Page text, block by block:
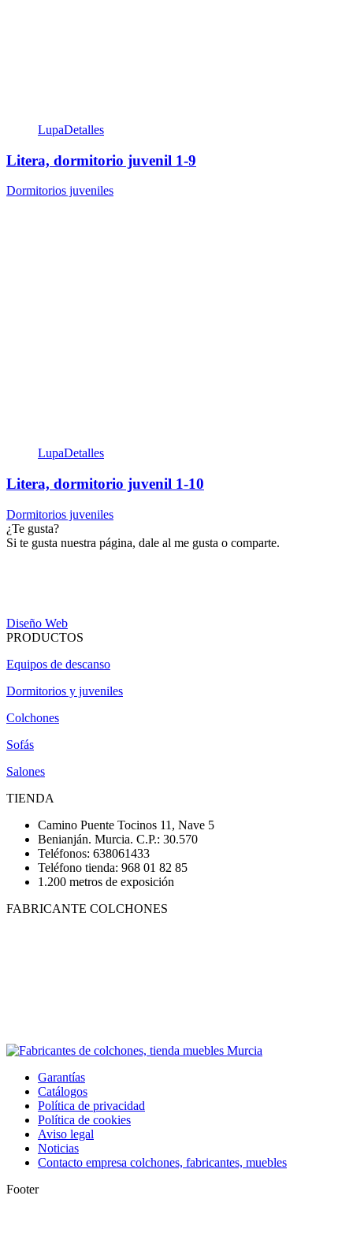
LupaDetalles
Litera, dormitorio juvenil 1-9
Dormitorios juveniles
LupaDetalles
Litera, dormitorio juvenil 1-10
Dormitorios juveniles
¿Te gusta?
Si te gusta nuestra página, dale al me gusta o comparte.
Diseño Web
PRODUCTOS
Equipos de descanso
Dormitorios y juveniles
Colchones
Sofás
Salones
TIENDA
Camino Puente Tocinos 11, Nave 5
Benianján. Murcia. C.P.: 30.570
Teléfonos: 638061433
Teléfono tienda: 968 01 82 85
1.200 metros de exposición
FABRICANTE COLCHONES
Garantías
Catálogos
Política de privacidad
Política de cookies
Aviso legal
Noticias
Contacto empresa colchones, fabricantes, muebles
Footer